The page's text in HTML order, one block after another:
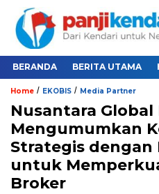
BERANDA BERITA UTAMA
Home / EKOBIS / Media Partner
Nusantara
Mengumumkan
Strategis dengan
untuk
Broker